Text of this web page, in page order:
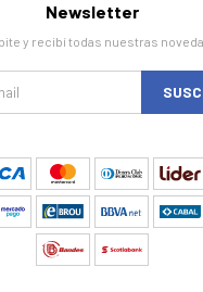
Newsletter
y recibí todas nuestras